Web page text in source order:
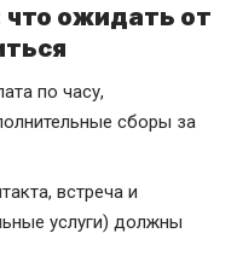
ожидать от
по часу,
сборы за
встреча и
услуги) должны